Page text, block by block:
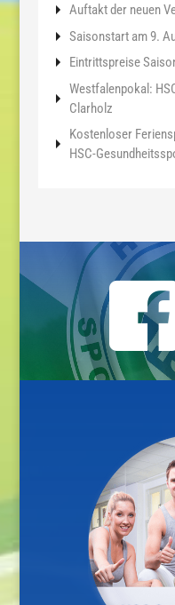
Auftakt der neuen
Saisonstart am 9.
Eintrittspreise
Westfalenpokal:
Clarholz
Kostenloser
HSC-